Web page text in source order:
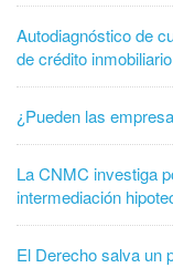
Autodiagnóstico de
de crédito inmobiliario
¿Pueden las
La CNMC investiga
intermediación
El Derecho salva un